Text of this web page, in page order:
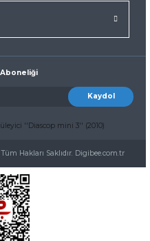
Aboneliği
Kaydol
Hakları Saklıdır. Digibee.com.tr